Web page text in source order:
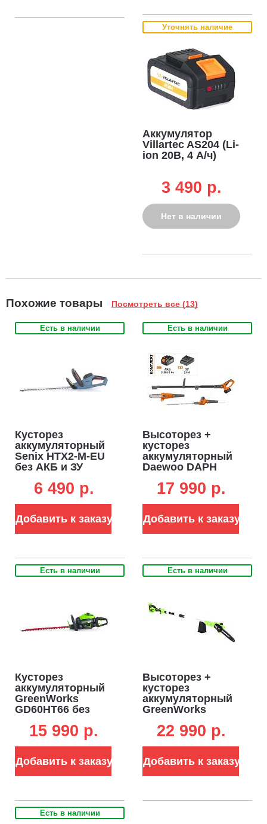
Уточнять наличие
Аккумулятор
Villartec AS204 (Li-
ion 20В, 4 А/ч)
3 490 p.
Нет в наличии
Похожие товары Посмотреть все (13)
Есть в наличии
Кусторез
аккумуляторный
Senix HTX2-M-EU
без АКБ и ЗУ
20 мм, 2.4 кг)
6 490 p.
Добавить к заказу
Есть в наличии
Высоторез +
кусторез
аккумуляторный
Daewoo DAPH
5 А/ч и ЗУ (PRC,
21В, шина 20 см,
см, 4.5 кг)
17 990 p.
Добавить к заказу
Есть в наличии
Кусторез
аккумуляторный
GreenWorks
GD60HT66 без
60В, 66 см, ветки
до 28 мм, 3.2 кг)
15 990 p.
Добавить к заказу
Есть в наличии
Высоторез +
кусторез
аккумуляторный
GreenWorks
ЗУ (PRC, 40В,
шаг 30 мм, штанга
2.5 м, 3.7 кг)
22 990 p.
Добавить к заказу
Есть в наличии